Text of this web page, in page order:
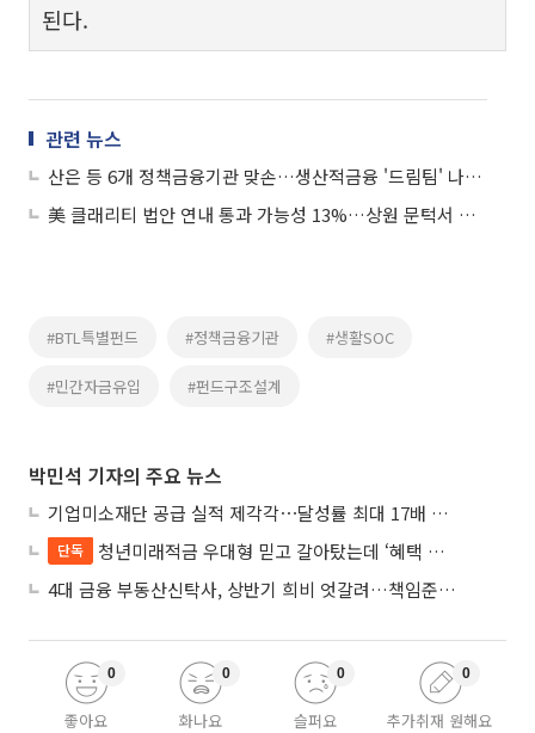
된다.
관련 뉴스
산은 등 6개 정책금융기관 맞손…생산적금융 '드림팀' 나섰다
美 클래리티 법안 연내 통과 가능성 13%…상원 문턱서 제동
#BTL특별펀드 #정책금융기관 #생활SOC
#민간자금유입 #펀드구조설계
박민석 기자의 주요 뉴스
기업미소재단 공급 실적 제각각⋯달성률 최대 17배 차이
단독
청년미래적금 우대형 믿고 갈아탔는데 ‘혜택 반토막’…심사 오류에 가입자 혼선
4대 금융 부동산신탁사, 상반기 희비 엇갈려…책임준공 손실 반영 시점이 갈랐다
좋아요
0
화나요
0
슬퍼요
0
추가취재 원해요
0